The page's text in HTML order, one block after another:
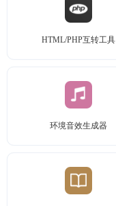
HTML/PHP互转工具
环境音效生成器